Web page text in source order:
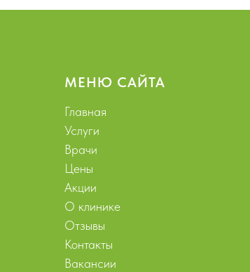
МЕНЮ САЙТА
Главная
Услуги
Врачи
Цены
Акции
О клинике
Отзывы
Контакты
Вакансии